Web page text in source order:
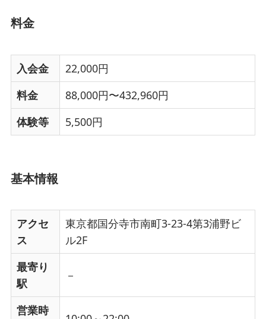
料金
入会金
22,000円
料金
88,000円〜432,960円
体験等
5,500円
基本情報
アクセ
ス
東京都国分寺市南町3-23-4第3浦野ビ
ル2F
最寄り
駅
－
営業時